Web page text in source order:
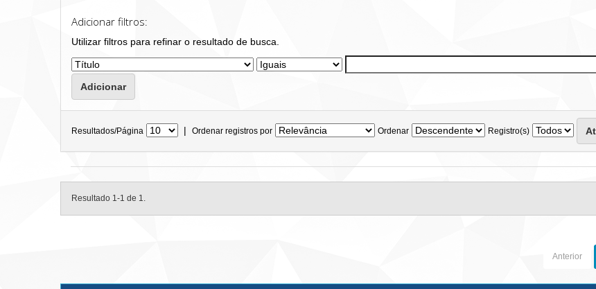
Adicionar filtros:
Utilizar filtros para refinar o resultado de busca.
Resultados/Página | Ordenar registros por Ordenar Registro(s)
Resultado 1-1 de 1.
Anterior